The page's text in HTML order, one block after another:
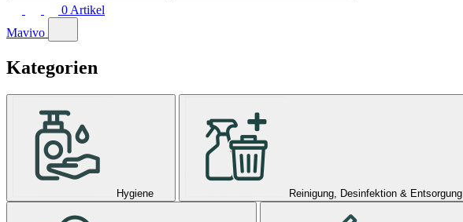
0 Artikel
Mavivo
Kategorien
Hygiene Reinigung, Desinfektion & Entsorgung